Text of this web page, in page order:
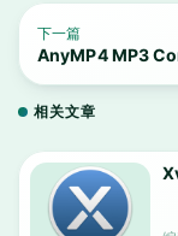
下一篇
AnyMP4 MP3
相关文章